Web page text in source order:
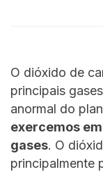
O dióxido de
principais
anormal do
exercemos
gases. O
principalmente